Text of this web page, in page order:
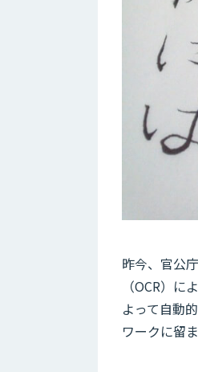
昨今、官公
（OCR）
よって自動
ワークに留